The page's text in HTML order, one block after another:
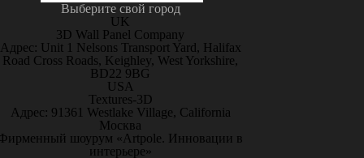
Выберите свой город
UK
3D Wall Panel Company
Адрес: Unit 1 Nelsons Transport Yard, Halifax
Road Cross Roads, Keighley, West Yorkshire,
BD22 9BG
USA
Textures-3D
Адрес: 91361 Westlake Village, California
Москва
шоурум «Artpole. Инновации в
интерьере»